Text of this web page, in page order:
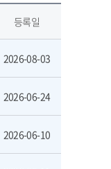
등록일
2026-08-03
2026-06-24
2026-06-10